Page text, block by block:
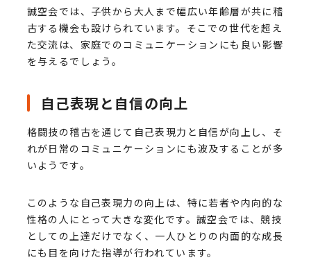
誠空会では、子供から大人まで幅広い年齢層が共に稽
古する機会も設けられています。そこでの世代を超え
た交流は、家庭でのコミュニケーションにも良い影響
を与えるでしょう。
自己表現と自信の向上
格闘技の稽古を通じて自己表現力と自信が向上し、そ
れが日常のコミュニケーションにも波及することが多
いようです。
このような自己表現力の向上は、特に若者や内向的な
性格の人にとって大きな変化です。誠空会では、競技
としての上達だけでなく、一人ひとりの内面的な成長
にも目を向けた指導が行われています。